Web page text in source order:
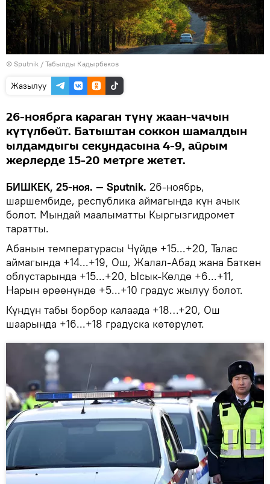
© Sputnik / Табылды Кадырбеков
Жазылуу
26-ноябрга караган түнү жаан-чачын
күтүлбөйт. Батыштан соккон шамалдын
ылдамдыгы секундасына 4-9, айрым
жерлерде 15-20 метрге жетет.
БИШКЕК, 25-ноя. — Sputnik. 26-ноябрь,
шаршембиде, республика аймагында күн ачык
болот. Мындай маалыматты Кыргызгидромет
таратты.
Абанын температурасы Чүйдө +15...+20, Талас
аймагында +14...+19, Ош, Жалал-Абад жана Баткен
облустарында +15...+20, Ысык-Көлдө +6...+11,
Нарын өрөөнүндө +5...+10 градус жылуу болот.
Күндүн табы борбор калаада +18…+20, Ош
шаарында +16...+18 градуска көтөрүлөт.